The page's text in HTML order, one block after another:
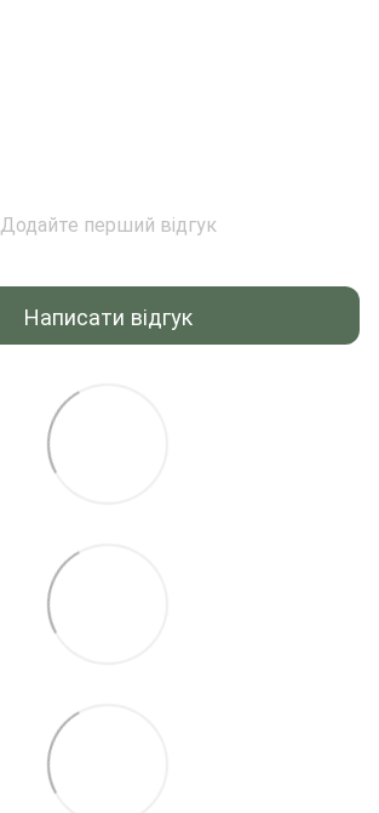
Додайте перший відгук
Написати відгук